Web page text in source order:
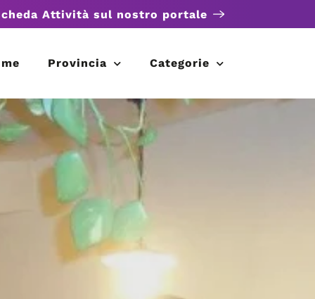
Attività sul nostro portale
Provincia Categorie